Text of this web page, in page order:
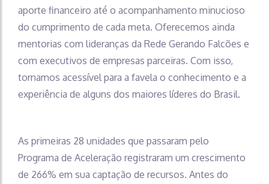
aporte financeiro até o acompanhamento minucioso
do cumprimento de cada meta. Oferecemos ainda
mentorias com lideranças da Rede Gerando Falcões e
com executivos de empresas parceiras. Com isso,
tornamos acessível para a favela o conhecimento e a
experiência de alguns dos maiores líderes do Brasil.
As primeiras 28 unidades que passaram pelo
Programa de Aceleração registraram um crescimento
de 266% em sua captação de recursos. Antes do